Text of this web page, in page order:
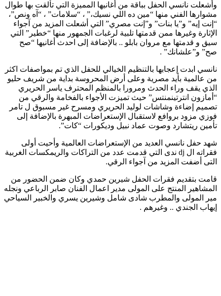
وأشعلت نانسي الحفل بباقة من أغانيها المميزة التي تألقت بها طوال
مشوارها الفني منها “مين ده اللي نسيك،” ، “سلامات” ، “آه ونص”،
“إنت إيه” و”يا بنات” و”إنت مصري” التي أشعلت المزيد من آجواء
الإثارة وغيرها ممن قدمتها تلبية لرغبات الجمهور منها “خطير” التي
سيق و قدمتها مع مروان بابلو .. بالإضافة إلى احدث أغانيها “صح
صح” و”علشانك” .
نانسي ابدت إعجابها بالتنظيم الخيالي للحفل الذي تم بمواصفات اكثر
من عالمية بأيد مصرية وعلى أرض المحروسة بداية من شريف حليو
الذي يقف وراء الحدث ومرورا بالمنظم المحترف ياسر الحريري
“أمازون انترتينمنتس” حيث تميزت الأجواء بالفخامة والرقي من
تصميم إضاءة وشاشات لوليد الحريري ومسرح غير مسبوق ل تامر
فوزي مزود بروافع لاستقبال الإستعراضات المبهرة بالإضافة إلى
تأمين ريتشارد وصوت عماد نبيل وديكورات “كات”.
شهد حفل نانسي العديد من الإستعراضات العالمية وأحيت أولى
فقراته ال dj ندى التي قدمت عدد من التراكات والريمكسات الغربية
التى أضفت المزيد من آجواء الرقي.
قامت بتقديم فقرات الحفل شيرين حمدي وكان ضمن الحضور من
المشاهير المنتج على المولى مدير اعمال الفنان صابر الرباعي ونجله
مير المولى والمطرب شادى شامل وشيرين يسري والخبير السياحي
إيهاب الجندي .. وغيرهم .